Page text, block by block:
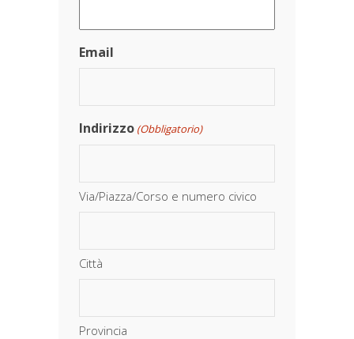
Email
Indirizzo (Obbligatorio)
Via/Piazza/Corso e numero civico
Città
Provincia